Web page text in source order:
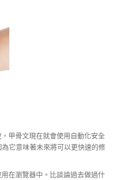
甲骨文現在就會使用自動化安全
它意味著未來將可以更快速的修
在瀏覽器中。比談論過去做過什